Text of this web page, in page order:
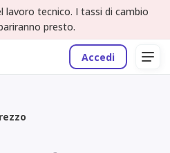
lavoro tecnico. I tassi di cambio
presto.
Accedi